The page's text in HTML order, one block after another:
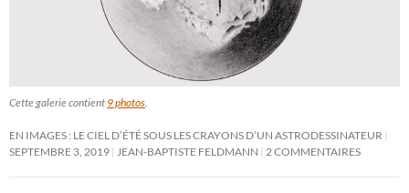
Cette galerie contient 9 photos
EN IMAGES : LE CIEL D’ÉTÉ SOUS LES CRAYONS D’UN ASTRODESSINATEUR
SEPTEMBRE 3, 2019
JEAN-BAPTISTE FELDMANN 2 COMMENTAIRES